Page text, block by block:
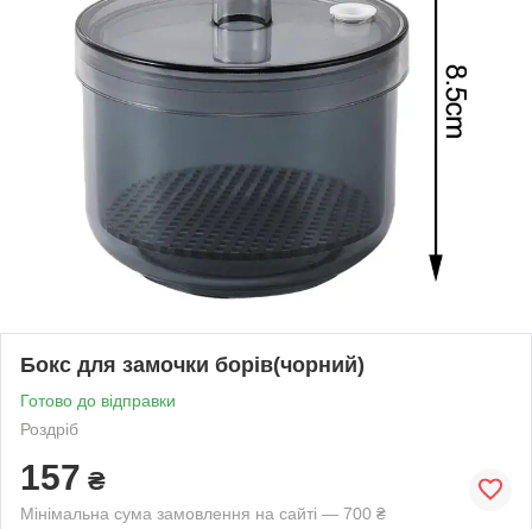
Бокс для замочки борів(чорний)
Готово до відправки
Роздріб
157 ₴
Мінімальна сума замовлення на сайті — 700 ₴